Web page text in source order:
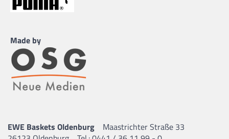
Made by
EWE Baskets Oldenburg
Maastrichter Straße 33